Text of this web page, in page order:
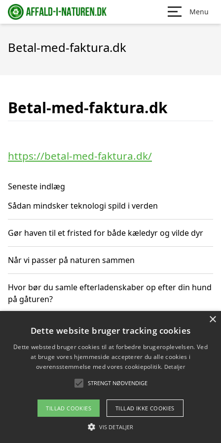
Menu
Betal-med-faktura.dk
Betal-med-faktura.dk
https://betal-med-faktura.dk/
Seneste indlæg
Sådan mindsker teknologi spild i verden
Gør haven til et fristed for både kæledyr og vilde dyr
Når vi passer på naturen sammen
Hvor bør du samle efterladenskaber op efter din hund
på gåturen?
Sådan rydder du effektivt op efter et stort event
Copyright 2026 - Pilanto Aps
Om / kontakt
Blog Betingelser
×
Dette website bruger tracking cookies
Dette websted bruger cookies til at forbedre brugeroplevelsen. Ved
at bruge vores hjemmeside accepterer du alle cookies i
overensstemmelse med vores cookiepolitik. Detaljer
STRENGT NØDVENDIGE
TILLAD COOKIES TILLAD IKKE COOKIES
VIS DETALJER